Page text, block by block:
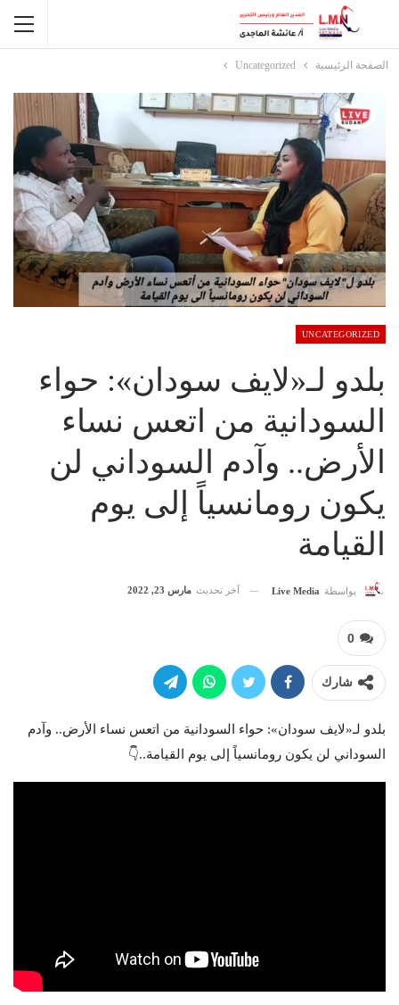
الصفحة الرئيسية Uncategorized
UNCATEGORIZED
بلدو لـ«لايف سودان»: حواء
السودانية من اتعس نساء
الأرض.. وآدم السوداني لن
يكون رومانسياً إلى يوم
القيامة
بواسطة Live Media آخر تحديث مارس 23, 2022
0
شارك
بلدو لـ«لايف سودان»: حواء السودانية من اتعس نساء الأرض.. وآدم
السوداني لن يكون رومانسياً إلى يوم القيامة..👇